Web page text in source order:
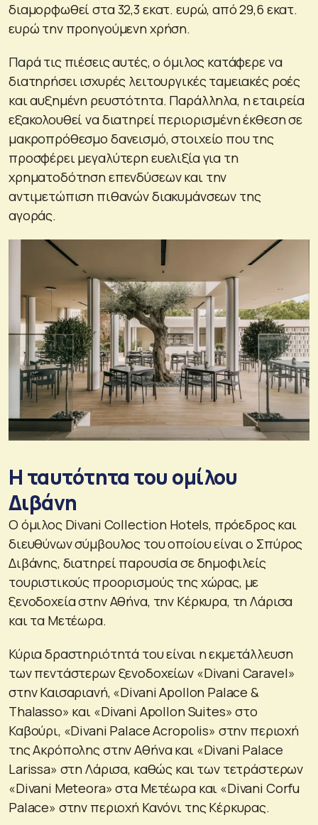
διαμορφωθεί στα 32,3 εκατ. ευρώ, από 29,6 εκατ.
ευρώ την προηγούμενη χρήση.
Παρά τις πιέσεις αυτές, ο όμιλος κατάφερε να
διατηρήσει ισχυρές λειτουργικές ταμειακές ροές
και αυξημένη ρευστότητα. Παράλληλα, η εταιρεία
εξακολουθεί να διατηρεί περιορισμένη έκθεση σε
μακροπρόθεσμο δανεισμό, στοιχείο που της
προσφέρει μεγαλύτερη ευελιξία για τη
χρηματοδότηση επενδύσεων και την
αντιμετώπιση πιθανών διακυμάνσεων της
αγοράς.
Η ταυτότητα του ομίλου
Διβάνη
Ο όμιλος Divani Collection Hotels, πρόεδρος και
διευθύνων σύμβουλος του οποίου είναι ο Σπύρος
Διβάνης, διατηρεί παρουσία σε δημοφιλείς
τουριστικούς προορισμούς της χώρας, με
ξενοδοχεία στην Αθήνα, την Κέρκυρα, τη Λάρισα
και τα Μετέωρα.
Κύρια δραστηριότητά του είναι η εκμετάλλευση
των πεντάστερων ξενοδοχείων «Divani Caravel»
στην Καισαριανή, «Divani Apollon Palace &
Thalasso» και «Divani Apollon Suites» στο
Καβούρι, «Divani Palace Acropolis» στην περιοχή
της Ακρόπολης στην Αθήνα και «Divani Palace
Larissa» στη Λάρισα, καθώς και των τετράστερων
«Divani Meteora» στα Μετέωρα και «Divani Corfu
Palace» στην περιοχή Κανόνι της Κέρκυρας.